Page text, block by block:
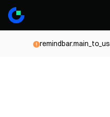
remindbar.main_to_us